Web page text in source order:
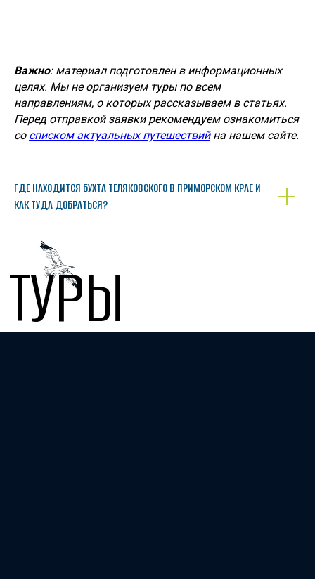
Важно: материал подготовлен в информационных
целях. Мы не организуем туры по всем
направлениям, о которых рассказываем в статьях.
Перед отправкой заявки рекомендуем ознакомиться
со списком актуальных путешествийна нашем сайте.
ГДЕ НАХОДИТСЯ БУХТА ТЕЛЯКОВСКОГО В ПРИМОРСКОМ КРАЕ И
КАК ТУДА ДОБРАТЬСЯ?
ТУРЫ